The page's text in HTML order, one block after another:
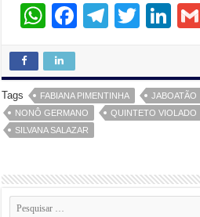
W
at
s
A
p
F
e
b
o
k
T
gr
a
T
er
Li
e
dI
Tags FABIANA PIMENTINHA JABOATÃO
NONÔ GERMANO
QUINTETO VIOLADO
SILVANA SALAZAR